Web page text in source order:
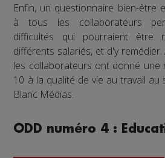
Enfin, un questionnaire bien-être
à tous les collaborateurs
difficultés qui pourraient être
différents salariés, et d'y
les collaborateurs ont donné une
10 à la qualité de vie au travail
Blanc Médias.
ODD numéro 4 :